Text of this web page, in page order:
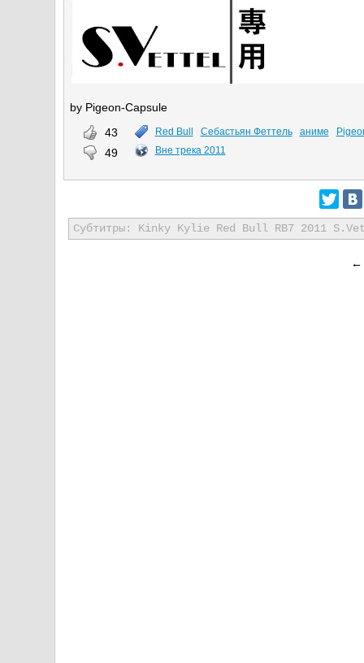
by Pigeon-Capsule
43
49
Red Bull Себастьян Феттель аниме
Вне трека 2011
Субтитры: Kinky Kylie Red Bull RB7 2011